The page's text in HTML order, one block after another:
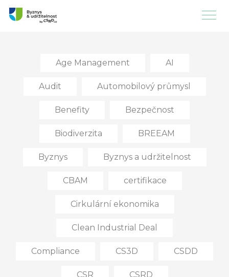
Age Management AI
Audit Automobilový průmysl
Benefity Bezpečnost
Biodiverzita BREEAM
Byznys Byznys a udržitelnost
CBAM certifikace
Cirkulární ekonomika
Clean Industrial Deal
Compliance CS3D CSDD
CSR CSRD